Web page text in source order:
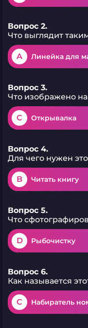
Вопрос 2.
Что выглядит
A Линейка для
Вопрос 3.
Что изображено
C Открывалка
Вопрос 4.
Для чего нужен
B Читать книгу
Вопрос 5.
Что
D Рыбочистку
Вопрос 6.
Как называется
C Набиратель